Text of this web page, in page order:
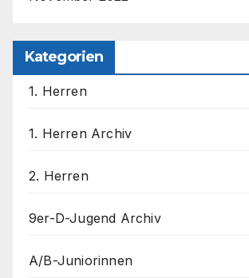
Kategorien
1. Herren
1. Herren Archiv
2. Herren
9er-D-Jugend Archiv
A/B-Juniorinnen